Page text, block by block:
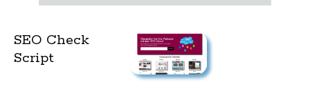
SEO Check
Script